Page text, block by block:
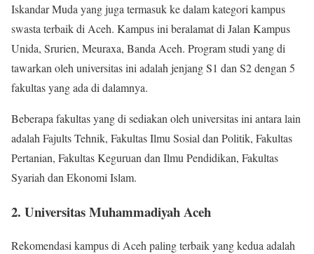
Iskandar Muda yang juga termasuk ke dalam kategori kampus
swasta terbaik di Aceh. Kampus ini beralamat di Jalan Kampus
Unida, Srurien, Meuraxa, Banda Aceh. Program studi yang di
tawarkan oleh universitas ini adalah jenjang S1 dan S2 dengan 5
fakultas yang ada di dalamnya.
Beberapa fakultas yang di sediakan oleh universitas ini antara lain
adalah Fajults Tehnik, Fakultas Ilmu Sosial dan Politik, Fakultas
Pertanian, Fakultas Keguruan dan Ilmu Pendidikan, Fakultas
Syariah dan Ekonomi Islam.
2. Universitas Muhammadiyah Aceh
Rekomendasi kampus di Aceh paling terbaik yang kedua adalah